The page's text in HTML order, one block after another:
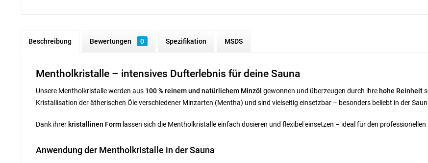
Beschreibung Bewertungen 0 Spezifikation MSDS
Mentholkristalle – intensives Dufterlebnis für deine Sauna
Unsere Mentholkristalle werden aus 100 %reinem und natürlichem Minzöl gewonnen und überzeugen durch ihre hohe Reinheit
Kristallisation der ätherischen Öle verschiedener Minzarten (Mentha) und sind vielseitig einsetzbar – besonders beliebt in der
Dank ihrer kristallinen Form lassen sich die Mentholkristalle einfach dosieren und flexibel einsetzen – ideal für den
Anwendung der Mentholkristalle in der Sauna